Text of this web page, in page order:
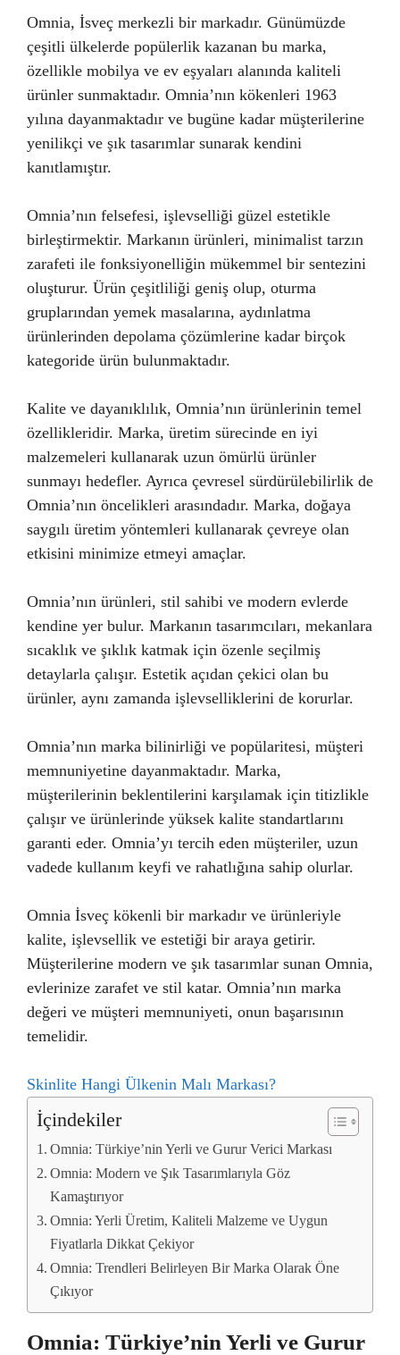
Omnia, İsveç merkezli bir markadır. Günümüzde
çeşitli ülkelerde popülerlik kazanan bu marka,
özellikle mobilya ve ev eşyaları alanında kaliteli
ürünler sunmaktadır. Omnia’nın kökenleri 1963
yılına dayanmaktadır ve bugüne kadar müşterilerine
yenilikçi ve şık tasarımlar sunarak kendini
kanıtlamıştır.
Omnia’nın felsefesi, işlevselliği güzel estetikle
birleştirmektir. Markanın ürünleri, minimalist tarzın
zarafeti ile fonksiyonelliğin mükemmel bir sentezini
oluşturur. Ürün çeşitliliği geniş olup, oturma
gruplarından yemek masalarına, aydınlatma
ürünlerinden depolama çözümlerine kadar birçok
kategoride ürün bulunmaktadır.
Kalite ve dayanıklılık, Omnia’nın ürünlerinin temel
özellikleridir. Marka, üretim sürecinde en iyi
malzemeleri kullanarak uzun ömürlü ürünler
sunmayı hedefler. Ayrıca çevresel sürdürülebilirlik de
Omnia’nın öncelikleri arasındadır. Marka, doğaya
saygılı üretim yöntemleri kullanarak çevreye olan
etkisini minimize etmeyi amaçlar.
Omnia’nın ürünleri, stil sahibi ve modern evlerde
kendine yer bulur. Markanın tasarımcıları, mekanlara
sıcaklık ve şıklık katmak için özenle seçilmiş
detaylarla çalışır. Estetik açıdan çekici olan bu
ürünler, aynı zamanda işlevselliklerini de korurlar.
Omnia’nın marka bilinirliği ve popülaritesi, müşteri
memnuniyetine dayanmaktadır. Marka,
müşterilerinin beklentilerini karşılamak için titizlikle
çalışır ve ürünlerinde yüksek kalite standartlarını
garanti eder. Omnia’yı tercih eden müşteriler, uzun
vadede kullanım keyfi ve rahatlığına sahip olurlar.
Omnia İsveç kökenli bir markadır ve ürünleriyle
kalite, işlevsellik ve estetiği bir araya getirir.
Müşterilerine modern ve şık tasarımlar sunan Omnia,
evlerinize zarafet ve stil katar. Omnia’nın marka
değeri ve müşteri memnuniyeti, onun başarısının
temelidir.
Skinlite Hangi Ülkenin Malı Markası?
İçindekiler
Omnia: Türkiye’nin Yerli ve Gurur Verici Markası
Omnia: Modern ve Şık Tasarımlarıyla Göz
Kamaştırıyor
Omnia: Yerli Üretim, Kaliteli Malzeme ve Uygun
Fiyatlarla Dikkat Çekiyor
Omnia: Trendleri Belirleyen Bir Marka Olarak Öne
Çıkıyor
Omnia: Türkiye’nin Yerli ve Gurur